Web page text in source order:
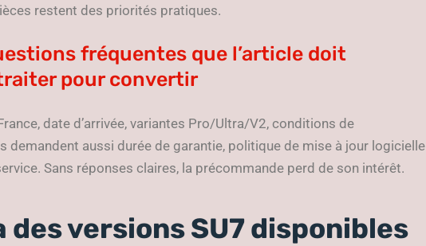
restent des priorités pratiques.
fréquentes que l’article doit
pour convertir
date d’arrivée, variantes Pro/Ultra/V2, conditions de
demandent aussi durée de garantie, politique de mise à jour logicielle
Sans réponses claires, la précommande perd de son intérêt.
des versions SU7 disponibles